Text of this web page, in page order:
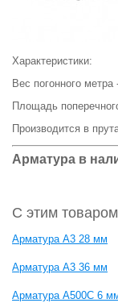
Характеристики:
Вес погонного метра
Площадь
Производится в
Арматура в
С этим
Арматура А3 28 мм
Арматура А3 36 мм
Арматура А500С 6